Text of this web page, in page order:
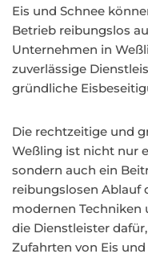
Eis und Schnee
Betrieb reibungslos
Unternehmen in
zuverlässige
gründliche
Die rechtzeitige und
Weßling ist nicht nur
sondern auch ein
reibungslosen Ablauf
modernen Techniken
die Dienstleister
Zufahrten von Eis